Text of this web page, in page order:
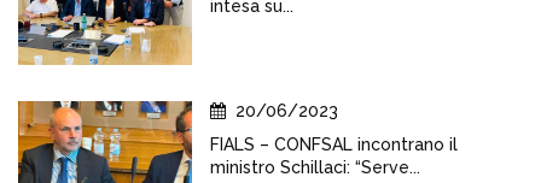
intesa su...
20/06/2023
FIALS – CONFSAL incontrano il
ministro Schillaci: “Serve...